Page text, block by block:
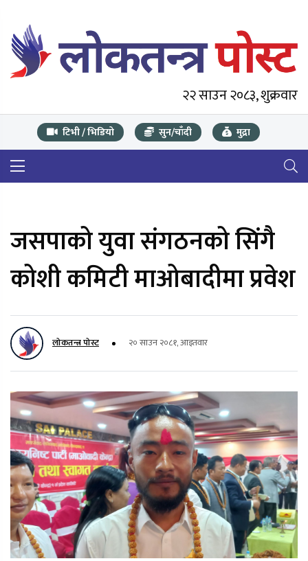
२२ साउन २०८३, शुक्रवार
टिभी / भिडियो सुन/चाँदी मुद्रा
जसपाको युवा संगठनको सिंगै
कोशी कमिटी माओबादीमा प्रवेश
लोकतन्त्र पोस्ट २० साउन २०८१, आइतवार